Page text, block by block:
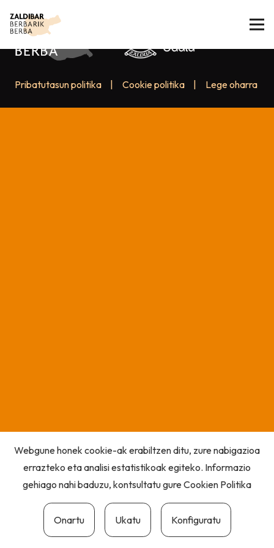
Pribatutasun politika Cookie politika Lege oharra
Webgune honek cookie-ak erabiltzen ditu, zure nabigazioa
errazteko eta analisi estatistikoak egiteko. Informazio
gehiago nahi baduzu, kontsultatu gureCookien Politika
Onartu Ukatu Konfiguratu